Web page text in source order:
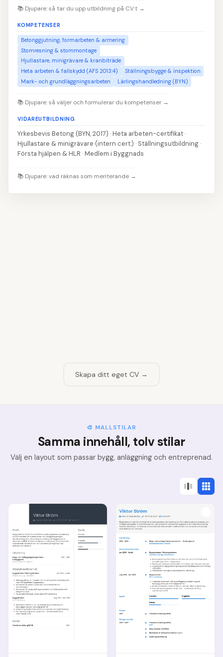
📚 Djupare: så tar du upp utbildning på CV:t →
KOMPETENSER
Betonggjutning, formarbeten & armering
Stomresning & stommontage
Hjullastare, minigrävare & kranbiträde
Heta arbeten & fallskydd (AFS 2013:4)
Ställningsbygge & inspektion
Mark- och grundläggningsarbeten
Lärlingshandledning (BYN)
📚 Djupare: så väljer och formulerar du kompetenser →
VIDAREUTBILDNING
Yrkesbevis Betong (BYN, 2017) · Heta arbeten-certifikat ·
Hjullastare & minigrävare (intern cert.) · Ställningsutbildning ·
Första hjälpen & HLR · Medlem i Byggnads
📚 Djupare: vad räknas som meriterande →
Skapa ditt eget CV →
🎨 MALLSTILAR
Samma innehåll, tolv stilar
Välj en layout som passar bygg, anläggning och entreprenad.